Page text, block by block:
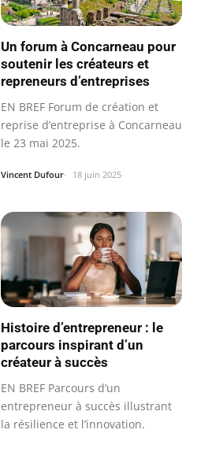
Un forum à Concarneau pour
soutenir les créateurs et
repreneurs d’entreprises
EN BREF Forum de création et
reprise d’entreprise à Concarneau
le 23 mai 2025.
Vincent Dufour 18 juin 2025
Histoire d’entrepreneur : le
parcours inspirant d’un
créateur à succès
EN BREF Parcours d’un
entrepreneur à succès illustrant
la résilience et l’innovation.